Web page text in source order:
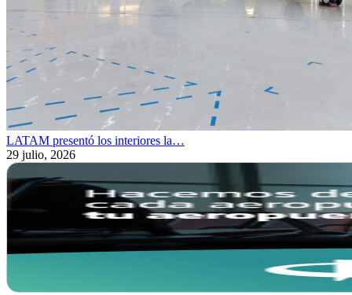
LATAM presentó los interiores la…
29 julio, 2026